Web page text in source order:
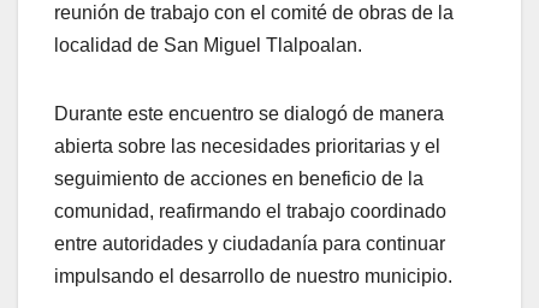
reunión de trabajo con el comité de obras de la
localidad de San Miguel Tlalpoalan.
Durante este encuentro se dialogó de manera
abierta sobre las necesidades prioritarias y el
seguimiento de acciones en beneficio de la
comunidad, reafirmando el trabajo coordinado
entre autoridades y ciudadanía para continuar
impulsando el desarrollo de nuestro municipio.